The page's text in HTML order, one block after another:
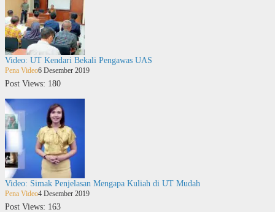
Video: UT Kendari Bekali Pengawas UAS
Pena Video6 Desember 2019
Post Views: 180
Video: Simak Penjelasan Mengapa Kuliah di UT Mudah
Pena Video4 Desember 2019
Post Views: 163